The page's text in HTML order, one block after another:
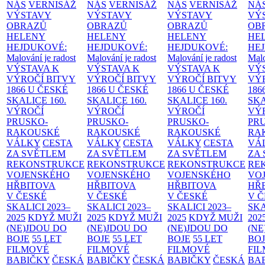
NÁS VERNISÁŽ
VÝSTAVY
OBRAZŮ
HELENY
HEJDUKOVÉ:
Malování je radost
VÝSTAVA K
VÝROČÍ BITVY
1866 U ČESKÉ
SKALICE 160.
VÝROČÍ
PRUSKO-
RAKOUSKÉ
VÁLKY CESTA
ZA SVĚTLEM
REKONSTRUKCE
VOJENSKÉHO
HŘBITOVA
V ČESKÉ
SKALICI 2023–
2025 KDYŽ MUŽI
(NE)JDOU DO
BOJE 55 LET
FILMOVÉ
BABIČKY ČESKÁ
NÁS VERNISÁŽ
VÝSTAVY
OBRAZŮ
HELENY
HEJDUKOVÉ:
Malování je radost
VÝSTAVA K
VÝROČÍ BITVY
1866 U ČESKÉ
SKALICE 160.
VÝROČÍ
PRUSKO-
RAKOUSKÉ
VÁLKY CESTA
ZA SVĚTLEM
REKONSTRUKCE
VOJENSKÉHO
HŘBITOVA
V ČESKÉ
SKALICI 2023–
2025 KDYŽ MUŽI
(NE)JDOU DO
BOJE 55 LET
FILMOVÉ
BABIČKY ČESKÁ
NÁS VERNISÁŽ
VÝSTAVY
OBRAZŮ
HELENY
HEJDUKOVÉ:
Malování je radost
VÝSTAVA K
VÝROČÍ BITVY
1866 U ČESKÉ
SKALICE 160.
VÝROČÍ
PRUSKO-
RAKOUSKÉ
VÁLKY CESTA
ZA SVĚTLEM
REKONSTRUKCE
VOJENSKÉHO
HŘBITOVA
V ČESKÉ
SKALICI 2023–
2025 KDYŽ MUŽI
(NE)JDOU DO
BOJE 55 LET
FILMOVÉ
BABIČKY ČESKÁ
ZA
V